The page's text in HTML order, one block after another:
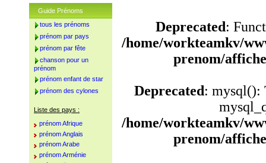
Deprecated:
/home/workteamkv/
prenom/
Deprecated: mysql():
/home/workteamkv/
prenom/
Guide Prénoms
tous les prénoms
prénom par pays
prénom par fête
chanson pour un
prénom
prénom enfant de star
prénom des cylones
Liste des pays :
prénom Afrique
prénom Anglais
prénom Arabe
prénom Arménie